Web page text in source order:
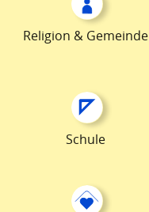
Religion & Gemeinde
Schule